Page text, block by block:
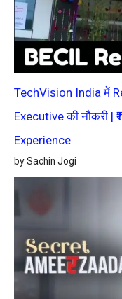
TechVision India में
Executive की नौकरी |
Experience
by Sachin Jogi